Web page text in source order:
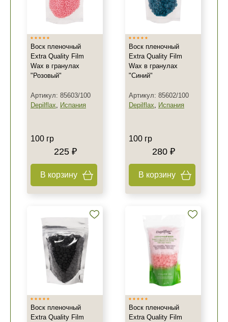
Воск пленочный
Extra Quality Film
Wax в гранулах
"Розовый"
Артикул: 85603/100
Depilflax, Испания
100 гр
225 ₽
В корзину
Воск пленочный
Extra Quality Film
Wax в гранулах
"Синий"
Артикул: 85602/100
Depilflax, Испания
100 гр
280 ₽
В корзину
Воск пленочный
Extra Quality Film
Воск пленочный
Extra Quality Film